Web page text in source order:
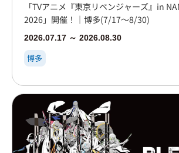
「TVアニメ『東京リベンジャーズ』in
2026」開催！｜博多(7/17～8/30)
2026.07.17 ～ 2026.08.30
博多